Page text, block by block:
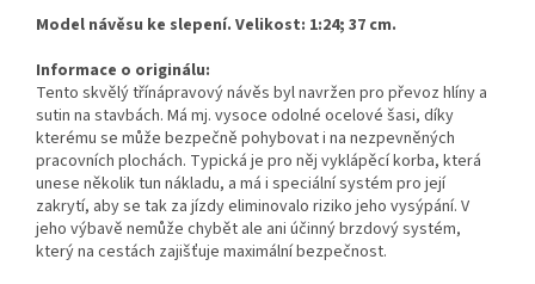
Model návěsu ke slepení. Velikost: 1:24; 37 cm.
Informace o originálu:
Tento skvělý třínápravový návěs byl navržen pro převoz hlíny a
sutin na stavbách. Má mj. vysoce odolné ocelové šasi, díky
kterému se může bezpečně pohybovat i na nezpevněných
pracovních plochách. Typická je pro něj vyklápěcí korba, která
unese několik tun nákladu, a má i speciální systém pro její
zakrytí, aby se tak za jízdy eliminovalo riziko jeho vysýpání. V
jeho výbavě nemůže chybět ale ani účinný brzdový systém,
který na cestách zajišťuje maximální bezpečnost.